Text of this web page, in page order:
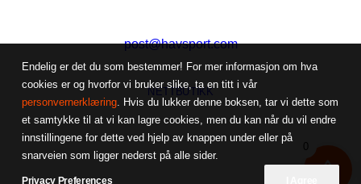
post@havsport.com
NETTBUTIKK
Endelig er det du som bestemmer! For mer informasjon om hva
cookies er og hvorfor vi bruker slike, ta en titt i vår
personvernerklæring. Hvis du lukker denne boksen, tar vi dette som
et samtykke til at vi kan lagre cookies, men du kan når du vil endre
innstillingene for dette ved hjelp av knappen under eller på
snarveien som ligger nederst på alle sider.
Privacy Preferences
0